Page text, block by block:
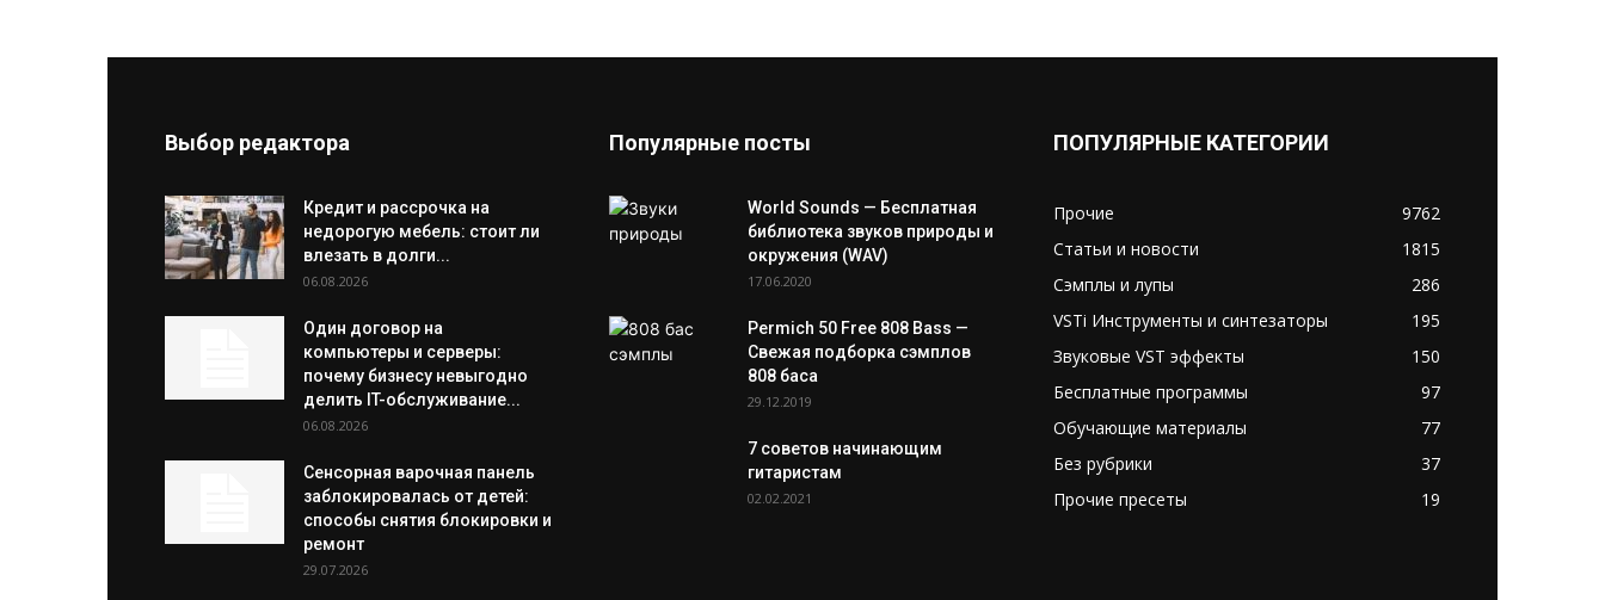
Выбор редактора
Кредит и рассрочка на
недорогую мебель: стоит ли
влезать в долги...
06.08.2026
Один договор на
компьютеры и серверы:
почему бизнесу невыгодно
делить IT-обслуживание...
06.08.2026
Сенсорная варочная панель
заблокировалась от детей:
способы снятия блокировки и
ремонт
29.07.2026
Популярные посты
World Sounds — Бесплатная
библиотека звуков природы и
окружения (WAV)
17.06.2020
Permich 50 Free 808 Bass —
Свежая подборка сэмплов
808 баса
29.12.2019
7 советов начинающим
гитаристам
02.02.2021
ПОПУЛЯРНЫЕ КАТЕГОРИИ
Прочие
9762
Статьи и новости
1815
Сэмплы и лупы
286
VSTi Инструменты и синтезаторы
195
Звуковые VST эффекты
150
Бесплатные программы
97
Обучающие материалы
77
Без рубрики
37
Прочие пресеты
19